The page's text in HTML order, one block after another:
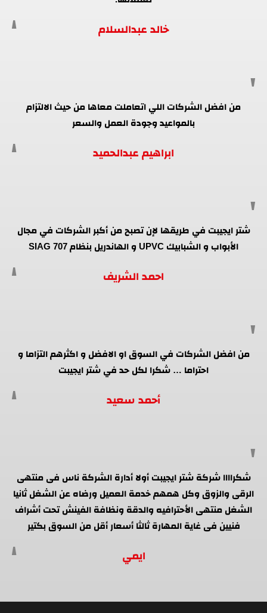
خالد عبدالسلام
من افضل الشركات اللي اتعاملت معاها من حيث الالتزام
بالمواعيد وجودة العمل والسعر
ابراهيم عبدالحميد
شتر ايجيبت في طريقها لإن تصبح من أكبر الشركات في مجال
الأبواب و الشبابيك UPVC و الهاندريل بنظام SIAG 707
احمد الشريف
من افضل الشركات في السوق او الافضل و اكثرهم التزاما و
احتراما … شكرا لكل حد في شتر ايجيبت
أحمد سعيد
شكراااا شركة شتر ايجيبت أولا أدارة الشركة ناس فى منتهى
الرقى والزوق وكل همهم خدمة العميل ورضاه عن الشغل ثانيا
الشغل منتهى الأحترافيه والدقة ونظافة الفينش تحت أشراف
فنيين فى غاية المهارة ثالثا أسعار أقل من السوق بكتير
ايمي